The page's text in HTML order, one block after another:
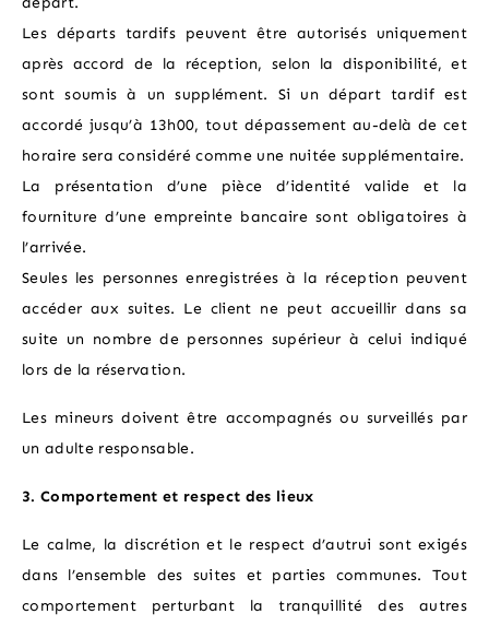
Les départs tardifs peuvent être autorisés uniquement
après accord de la réception, selon la disponibilité, et
sont soumis à un supplément. Si un départ tardif est
accordé jusqu’à 13h00, tout dépassement au-delà de cet
horaire sera considéré comme une nuitée supplémentaire.
La présentation d’une pièce d’identité valide et la
fourniture d’une empreinte bancaire sont obligatoires à
l’arrivée.
Seules les personnes enregistrées à la réception peuvent
accéder aux suites. Le client ne peut accueillir dans sa
suite un nombre de personnes supérieur à celui indiqué
lors de la réservation.
Les mineurs doivent être accompagnés ou surveillés par
un adulte responsable.
3. Comportement et respect des lieux
Le calme, la discrétion et le respect d’autrui sont exigés
dans l’ensemble des suites et parties communes. Tout
comportement perturbant la tranquillité des autres